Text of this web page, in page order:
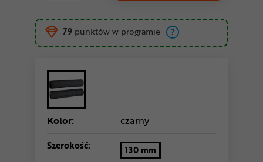
79 punktów w programie
Kolor: czarny
Szerokość: 130 mm